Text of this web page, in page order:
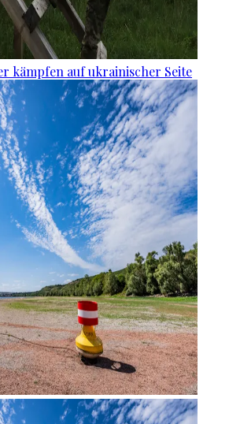
kämpfen auf ukrainischer Seite